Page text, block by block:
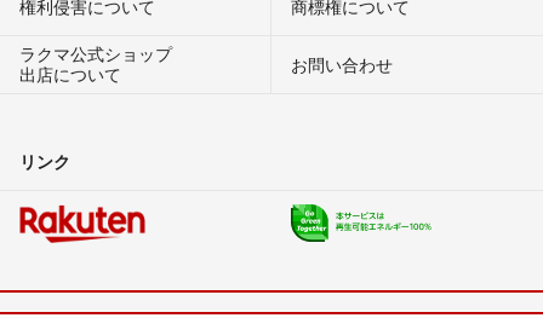
権利侵害について
商標権について
ラクマ公式ショップ
出店について
お問い合わせ
リンク